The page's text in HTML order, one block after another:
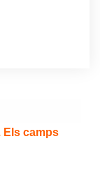
Els camps